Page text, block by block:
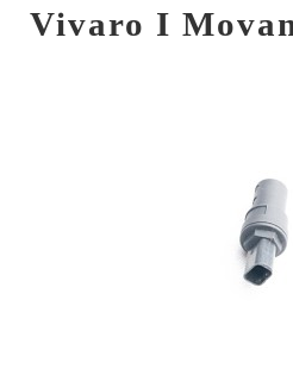
Vivaro I